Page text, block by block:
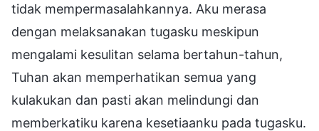
tidak mempermasalahkannya. Aku merasa
dengan melaksanakan tugasku meskipun
mengalami kesulitan selama bertahun-tahun,
Tuhan akan memperhatikan semua yang
kulakukan dan pasti akan melindungi dan
memberkatiku karena kesetiaanku pada tugasku.